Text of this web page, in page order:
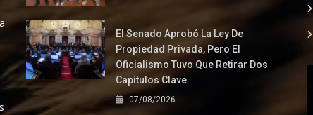
El Senado Aprobó La Ley De
Propiedad Privada, Pero El
Oficialismo Tuvo Que Retirar Dos
Capítulos Clave
07/08/2026